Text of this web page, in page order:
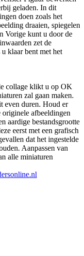
geladen. In dit
doen zoals het
draaien, spiegelen
Vorige kunt u door de
zet de
klaar bent met het
collage klikt u op OK
zal gaan maken.
even duren. Houd er
originele afbeeldingen
aardige bestandsgrootte
eerst met een grafisch
dat het ingestelde
Aanpassen van
alle miniaturen